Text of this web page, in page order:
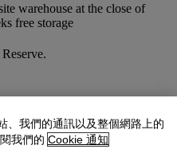
warehouse at the close of
free storage
品
、我們的通訊以及整個網路上的
我們的 Cookie 通知